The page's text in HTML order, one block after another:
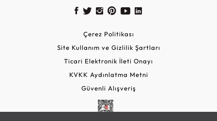
Çerez Politikası
Site Kullanım ve Gizlilik Şartları
Ticari Elektronik İleti Onayı
KVKK Aydınlatma Metni
Güvenli Alışveriş